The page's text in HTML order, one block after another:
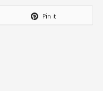
Pin it